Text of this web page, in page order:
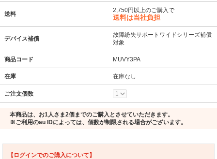
送料
2,750円以上のご購入で
送料は当社負担
デバイス補償
故障紛失サポートワイドシリーズ補償
対象
商品コード MUVY3PA
在庫 在庫なし
ご注文個数
本商品は、お1人さま2個までのご購入とさせていただきます。
※ご利用のau IDによっては、個数が制限される場合がございます。
【ログインでのご購入について】